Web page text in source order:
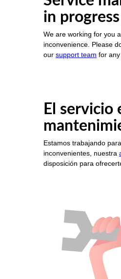
in progress
We are working for you
inconvenience. Please
our support team for
El servicio
Estamos trabajando
inconvenientes, nuestra
disposición para